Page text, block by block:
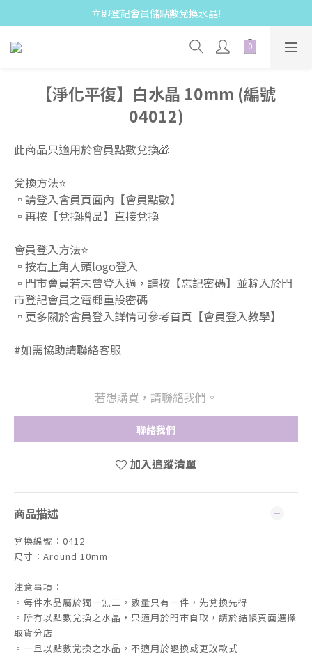
立即登記會員儲點數兌換水晶!
【淨化平復】白水晶 10mm (編號
04012)
此商品只適用於會員點數兌換🎁
兌換方法⭐️
▫️請登入會員頁面內【會員點數】
▫️再按【兌換贈品】直接兌換
會員登入方法⭐️
▫️按右上角人頭logo登入
▫️門市會員若未曾登入過，請按【忘記密碼】並輸入於門
市登記會員之電郵重設密碼
▫️更多關於會員登入詳情可參考首頁【會員登入教學】
#如需協助請聯絡客服
若想購買，請聯絡我們。
聯絡我們
加入追蹤清單
商品描述
兌換編號：0412
尺寸：Around 10mm
注意事項：
▫️每件水晶屬於獨一無二，數量只有一件，先兌換先得
▫️所有以點數兌換之水晶，只適用於門市自取，請於結帳頁面選擇
取貨分店
▫️一旦以點數兌換之水晶，不適用於退換或更改款式